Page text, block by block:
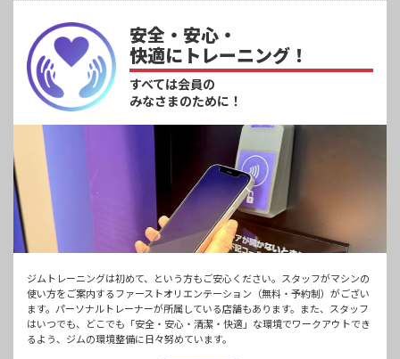
安全・安心・
快適にトレーニング！
すべては会員の
みなさまのために！
ジムトレーニングは初めて、という方もご安心ください。スタッフがマシンの
使い方をご案内するファーストオリエンテーション（無料・予約制）がござい
ます。パーソナルトレーナーが所属している店舗もあります。また、スタッフ
はいつでも、どこでも「安全・安心・清潔・快適」な環境でワークアウトでき
るよう、ジムの環境整備に日々努めています。